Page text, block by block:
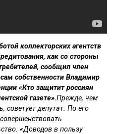
коллекторских агентств
как со стороны
сообщил член
собственности Владимир
«Кто защитит россиян
газете».Прежде, чем
советует депутат. По его
«Доводов в пользу